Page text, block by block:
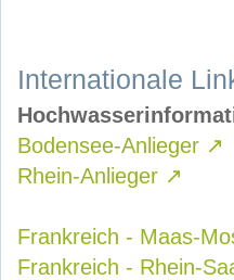
Internationale
Bodensee-Anlieger ↗
Rhein-Anlieger ↗
Frankreich - Maas-
Frankreich - Rhein-